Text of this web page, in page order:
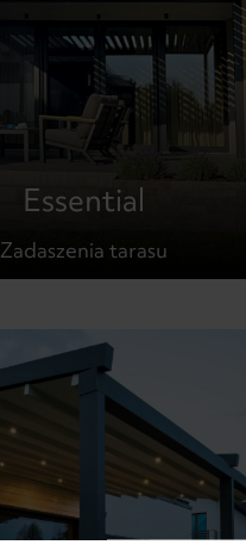
Essential
Zadaszenia tarasu